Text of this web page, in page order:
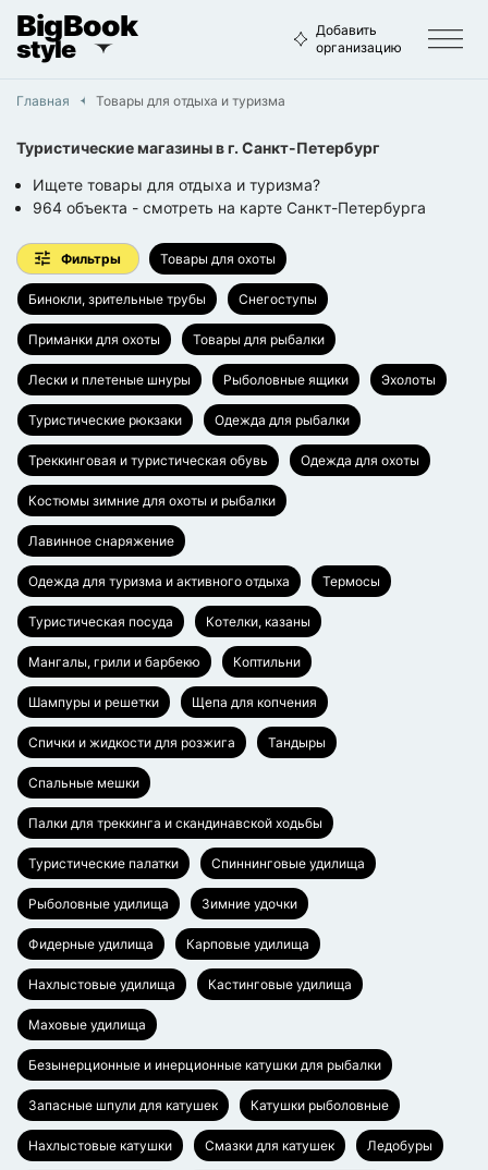
BigBook
style
Добавить
организацию
Главная Товары для отдыха и туризма
Туристические магазиныв г. Санкт-Петербург
Ищете товары для отдыха и туризма?
964 объекта - смотреть на карте Санкт-Петербурга
Фильтры Товары для охоты
Бинокли, зрительные трубы Снегоступы
Приманки для охоты Товары для рыбалки
Лески и плетеные шнуры Рыболовные ящики Эхолоты
Туристические рюкзаки Одежда для рыбалки
Треккинговая и туристическая обувь Одежда для охоты
Костюмы зимние для охоты и рыбалки
Лавинное снаряжение
Одежда для туризма и активного отдыха Термосы
Туристическая посуда Котелки, казаны
Мангалы, грили и барбекю Коптильни
Шампуры и решетки Щепа для копчения
Спички и жидкости для розжига Тандыры
Спальные мешки
Палки для треккинга и скандинавской ходьбы
Туристические палатки Спиннинговые удилища
Рыболовные удилища Зимние удочки
Фидерные удилища Карповые удилища
Нахлыстовые удилища Кастинговые удилища
Маховые удилища
Безынерционные и инерционные катушки для рыбалки
Запасные шпули для катушек Катушки рыболовные
Нахлыстовые катушки Смазки для катушек Ледобуры